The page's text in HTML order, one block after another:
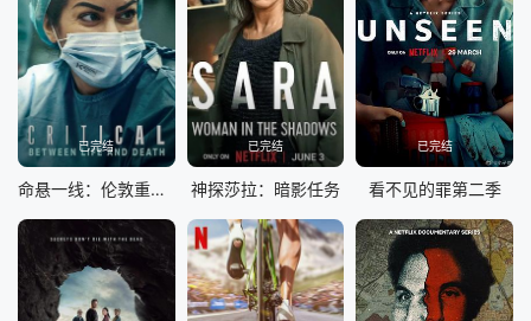
已完结
命悬一线：伦敦重症急救实录
已完结
神探莎拉：暗影任务
已完结
看不见的罪第二季